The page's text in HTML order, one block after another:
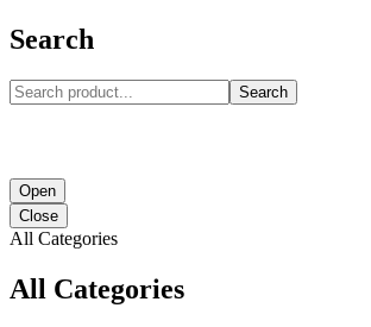
Search
Search
Open
Close
All Categories
All Categories